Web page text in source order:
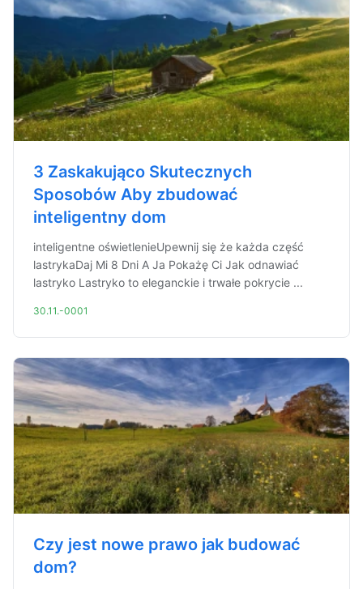
3 Zaskakująco Skutecznych
Sposobów Aby zbudować
inteligentny dom
inteligentne oświetlenieUpewnij się że każda część
lastrykaDaj Mi 8 Dni A Ja Pokażę Ci Jak odnawiać
lastryko Lastryko to eleganckie i trwałe pokrycie ...
30.11.-0001
Czy jest nowe prawo jak budować
dom?